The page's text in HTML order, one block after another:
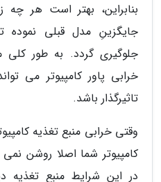
بنابراین، بهتر است هر چه
جایگزینِ مدل قبلی نموده
جلوگیری گردد. به طور
خرابی پاور کامپیوتر می
تاثیرگذار باشد.
وقتی خرابی منبع تغذیه
کامپیوتر شما اصلا روشن
در این شرایط منبع تغذیه